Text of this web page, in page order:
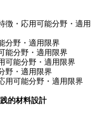
・応用可能分野・適用
分野・適用限界
能分野・適用限界
可能分野・適用限界
野・適用限界
用可能分野・適用限界
的材料設計